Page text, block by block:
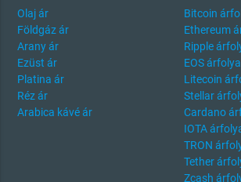
Olaj ár
Földgáz ár
Arany ár
Ezüst ár
Platina ár
Réz ár
Arabica kávé ár
Bitcoin
Ethereum
Ripple
EOS
Litecoin
Stellar
Cardano
IOTA
TRON
Tether
Zcash